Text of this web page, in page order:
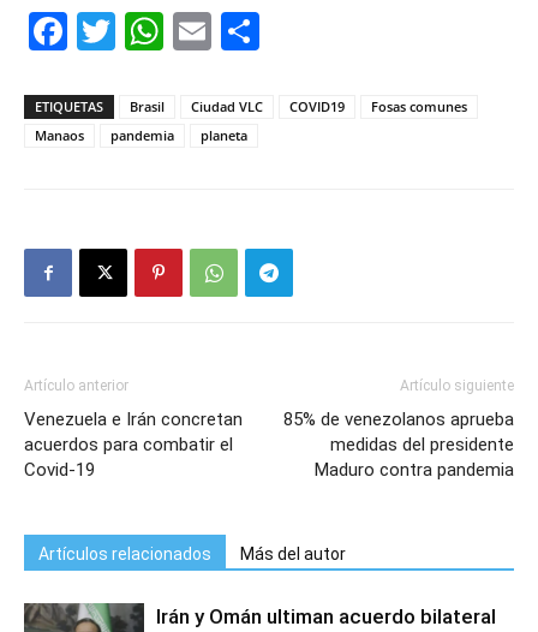
Facebook
Twitter
WhatsApp
Email
ETIQUETAS Brasil Ciudad VLC COVID19
Fosas comunes
Manaos
pandemia planeta
Artículo anterior
Venezuela e Irán concretan
acuerdos para combatir el
Covid-19
Artículo siguiente
85% de venezolanos aprueba
medidas del presidente
Maduro contra pandemia
Artículos relacionados Más del autor
Irán y Omán ultiman acuerdo bilateral